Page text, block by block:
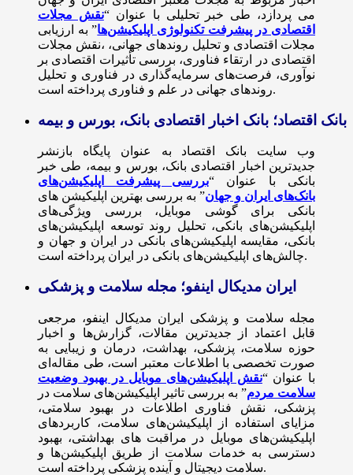
می پردازد، طی خبر تحلیلی با عنوان “نقش مجلات
اقتصادی در پیشرفت تکنولوژی اپلیکیشن‌ها” به ارزیابی
مجلات اقتصادی و تحلیل روندهای جهانی، ،نقش مجلات
اقتصادی در ارتقاء فناوری، بررسی تأثیرات اقتصادی بر
نوآوری، فرصت‌های سرمایه‌گذاری در فناوری و تحلیل
روندهای جهانی در علم و فناوری پرداخته است.
بانک اقتصاد؛ بانک اخبار اقتصادی بانک، بورس و بیمه
وب سایت بانک اقتصاد به عنوان پایگاه بازنشر
جدیدترین اخبار اقتصادی بانک، بورس و بیمه، طی خبر
بانکی با عنوان “بررسی پیشرفت اپلیکیشن‌های
بانک‌های ایران و جهان” به بررسی بهترین اپلیکیشن های
بانکی برای گوشی موبایل، بررسی ویژگی‌های
اپلیکیشن‌های بانکی، تحلیل روند توسعه اپلیکیشن‌های
بانکی، مقایسه اپلیکیشن‌های بانکی در ایران و جهان و
چالش‌های اپلیکیشن‌های بانکی در ایران پرداخته است.
ایران مدیکال اینفو؛ مجله سلامت و پزشکی
مجله سلامت و پزشکی ایران مدیکال اینفو، مرجعی
قابل اعتماد از جدیدترین مقالات، گزارش‌ها و اخبار
حوزه سلامت، پزشکی، بهداشت، درمان و زیبایی به
صورت تخصصی با اطلاعات معتبر است، طی مقاله‌ای
با عنوان “نقش اپلیکیشن‌های موبایل در بهبود وضعیت
سلامت مردم” به بررسی تاثیر اپلیکیشن‌های سلامت در
پزشکی، نقش فناوری اطلاعات در بهبود سلامتی،
مزایای استفاده از اپلیکیشن‌های سلامت، کاربردهای
اپلیکیشن‌های موبایل در مراقبت های بهداشتی، بهبود
دسترسی به خدمات سلامت از طریق اپلیکیشن‌ها و
سلامت دیجیتال و آینده پزشکی پرداخته است.